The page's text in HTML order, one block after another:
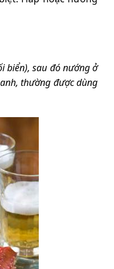
biển), sau đó nướng ở
thường được dùng